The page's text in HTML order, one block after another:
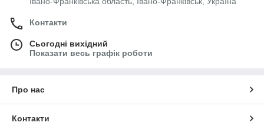
Контакти
Сьогодні вихідний
Показати весь графік роботи
Про нас
Контакти